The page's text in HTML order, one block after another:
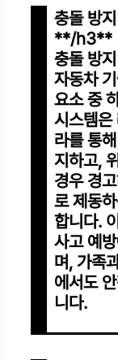
충돌 방
**/h3**
충돌 방
자동차
요소 중
시스템은
라를 통
지하고,
경우 경
로 제동
합니다.
사고 예
며, 가족
에서도
니다.